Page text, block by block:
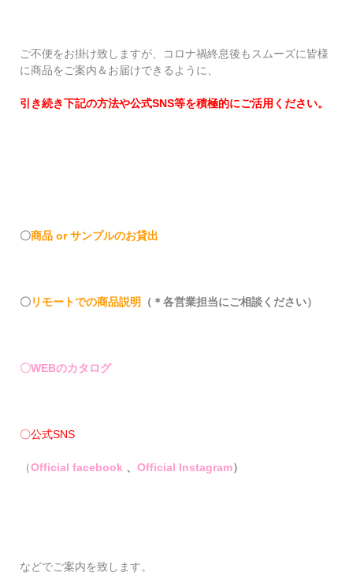
ご不便をお掛け致しますが、コロナ禍終息後もスムーズに皆様
に商品をご案内＆お届けできるように、
引き続き下記の方法や公式SNS等を積極的にご活用ください。
〇商品 or サンプルのお貸出
〇リモートでの商品説明 （＊各営業担当にご相談ください）
〇WEBのカタログ
〇公式SNS
（Official facebook 、Official Instagram）
などでご案内を致します。